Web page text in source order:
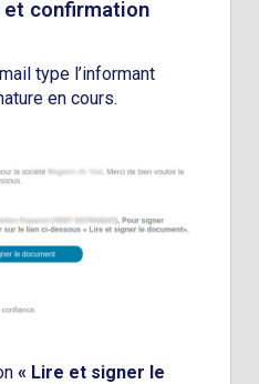
confirmation
type l’informant
en cours.
« Lire et signer le